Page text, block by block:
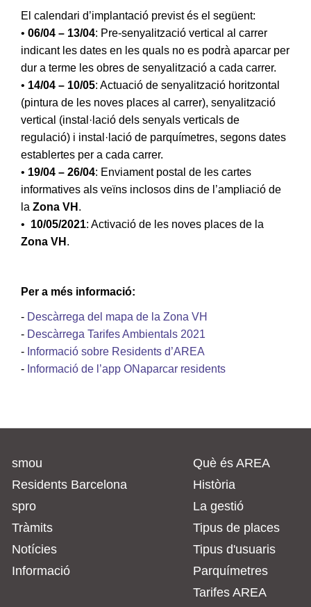
El calendari d’implantació previst és el següent:
• 06/04 – 13/04: Pre-senyalització vertical al carrer
indicant les dates en les quals no es podrà aparcar per
dur a terme les obres de senyalització a cada carrer.
• 14/04 – 10/05: Actuació de senyalització horitzontal
(pintura de les noves places al carrer), senyalització
vertical (instal·lació dels senyals verticals de
regulació) i instal·lació de parquímetres, segons dates
establertes per a cada carrer.
• 19/04 – 26/04: Enviament postal de les cartes
informatives als veïns inclosos dins de l’ampliació de
la Zona VH .
• 10/05/2021: Activació de les noves places de la
Zona VH .
Per a més informació:
- Descàrrega del mapa de la Zona VH
- Descàrrega Tarifes Ambientals 2021
- Informació sobre Residents d’AREA
- Informació de l’app ONaparcar residents
smou
Residents Barcelona
spro
Tràmits
Notícies
Informació
Què és AREA
Història
La gestió
Tipus de places
Tipus d'usuaris
Parquímetres
Tarifes AREA